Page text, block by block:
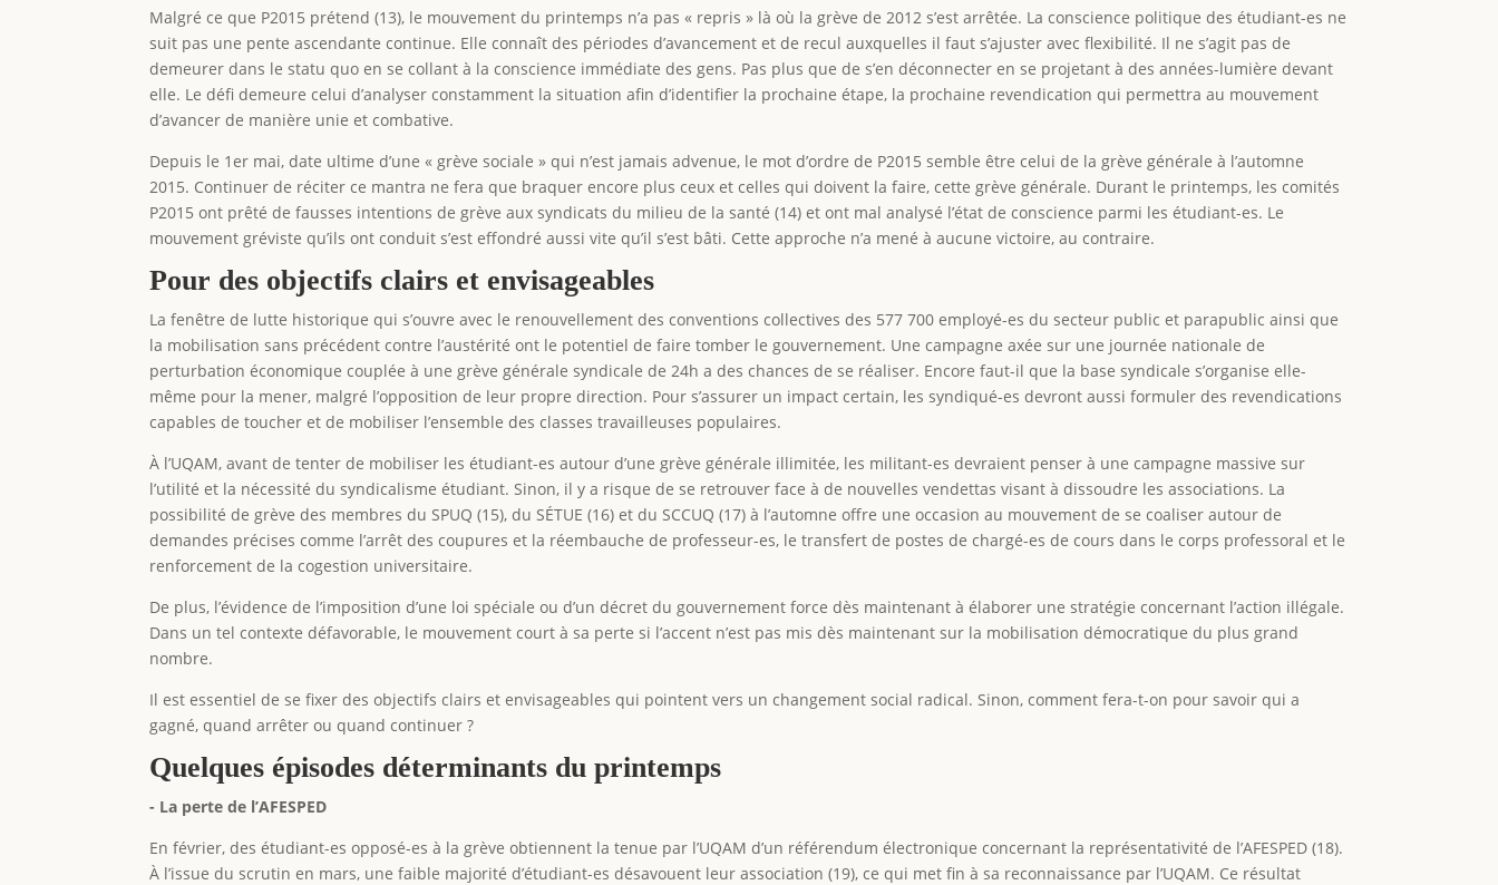
Malgré ce que P2015 prétend (13), le mouvement du printemps n’a pas « repris » là où la grève de 2012 s’est arrêtée. La conscience politique des étudiant-es ne
suit pas une pente ascendante continue. Elle connaît des périodes d’avancement et de recul auxquelles il faut s’ajuster avec flexibilité. Il ne s’agit pas de
demeurer dans le statu quo en se collant à la conscience immédiate des gens. Pas plus que de s’en déconnecter en se projetant à des années-lumière devant
elle. Le défi demeure celui d’analyser constamment la situation afin d’identifier la prochaine étape, la prochaine revendication qui permettra au mouvement
d’avancer de manière unie et combative.
Depuis le 1er mai, date ultime d’une « grève sociale » qui n’est jamais advenue, le mot d’ordre de P2015 semble être celui de la grève générale à l’automne
2015. Continuer de réciter ce mantra ne fera que braquer encore plus ceux et celles qui doivent la faire, cette grève générale. Durant le printemps, les comités
P2015 ont prêté de fausses intentions de grève aux syndicats du milieu de la santé (14) et ont mal analysé l’état de conscience parmi les étudiant-es. Le
mouvement gréviste qu’ils ont conduit s’est effondré aussi vite qu’il s’est bâti. Cette approche n’a mené à aucune victoire, au contraire.
Pour des objectifs clairs et envisageables
La fenêtre de lutte historique qui s’ouvre avec le renouvellement des conventions collectives des 577 700 employé-es du secteur public et parapublic ainsi que
la mobilisation sans précédent contre l’austérité ont le potentiel de faire tomber le gouvernement. Une campagne axée sur une journée nationale de
perturbation économique couplée à une grève générale syndicale de 24h a des chances de se réaliser. Encore faut-il que la base syndicale s’organise elle-
même pour la mener, malgré l’opposition de leur propre direction. Pour s’assurer un impact certain, les syndiqué-es devront aussi formuler des revendications
capables de toucher et de mobiliser l’ensemble des classes travailleuses populaires.
À l’UQAM, avant de tenter de mobiliser les étudiant-es autour d’une grève générale illimitée, les militant-es devraient penser à une campagne massive sur
l’utilité et la nécessité du syndicalisme étudiant. Sinon, il y a risque de se retrouver face à de nouvelles vendettas visant à dissoudre les associations. La
possibilité de grève des membres du SPUQ (15), du SÉTUE (16) et du SCCUQ (17) à l’automne offre une occasion au mouvement de se coaliser autour de
demandes précises comme l’arrêt des coupures et la réembauche de professeur-es, le transfert de postes de chargé-es de cours dans le corps professoral et le
renforcement de la cogestion universitaire.
De plus, l’évidence de l’imposition d’une loi spéciale ou d’un décret du gouvernement force dès maintenant à élaborer une stratégie concernant l’action illégale.
Dans un tel contexte défavorable, le mouvement court à sa perte si l’accent n’est pas mis dès maintenant sur la mobilisation démocratique du plus grand
nombre.
Il est essentiel de se fixer des objectifs clairs et envisageables qui pointent vers un changement social radical. Sinon, comment fera-t-on pour savoir qui a
gagné, quand arrêter ou quand continuer ?
Quelques épisodes déterminants du printemps
- La perte de l’AFESPED
En février, des étudiant-es opposé-es à la grève obtiennent la tenue par l’UQAM d’un référendum électronique concernant la représentativité de l’AFESPED (18).
À l’issue du scrutin en mars, une faible majorité d’étudiant-es désavouent leur association (19), ce qui met fin à sa reconnaissance par l’UQAM. Ce résultat